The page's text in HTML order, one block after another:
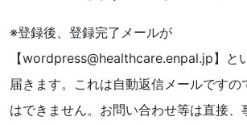
※登録後、登録完了メールが
【wordpress@healthcare.enpal.jp】と
届きます。これは自動返信メールですの
はできません。お問い合わせ等は直接、